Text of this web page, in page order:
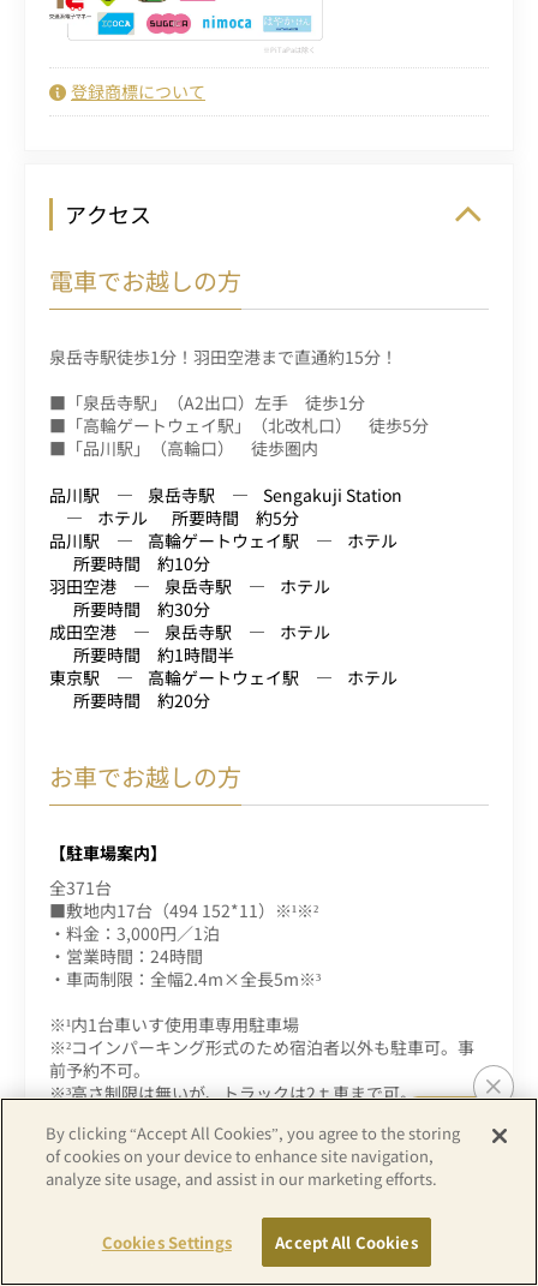
PiTaPaは除く
登録商標について
アクセス
電車でお越しの方
泉岳寺駅徒歩1分！羽田空港まで直通約15分！
■「泉岳寺駅」（A2出口）左手 徒歩1分
■「高輪ゲートウェイ駅」（北改札口） 徒歩5分
■「品川駅」（高輪口） 徒歩圏内
品川駅
泉岳寺駅
Sengakuji Station
ホテル
所要時間 約5分
品川駅
高輪ゲートウェイ駅
ホテル
所要時間 約10分
羽田空港
泉岳寺駅
ホテル
所要時間 約30分
成田空港
泉岳寺駅
ホテル
所要時間 約1時間半
東京駅
高輪ゲートウェイ駅
ホテル
所要時間 約20分
お車でお越しの方
【駐車場案内】
全371台
■敷地内17台（494 152*11）※¹※²
・料金：3,000円／1泊
・営業時間：24時間
・車両制限：全幅2.4m×全長5m※³
※¹内1台車いす使用車専用駐車場
※²コインパーキング形式のため宿泊者以外も駐車可。事
前予約不可。
※³高さ制限は無いが、トラックは2ｔ車まで可。
■近隣コインパーキング 4か所354台
・徒歩5分 T.N.S高輪2丁目第2 14台
・料金：300円/12分（8：00～22：00）※¹※²
1日最大5時間4,000円
・営業時間：24時間
カレンダー
から予約
部屋タイプ
から予約
By clicking “Accept All Cookies”, you agree to the storing
of cookies on your device to enhance site navigation,
analyze site usage, and assist in our marketing efforts.
Cookies Settings Accept All Cookies